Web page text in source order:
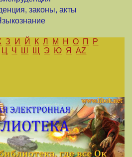
законы, акты
З И Й К Л М Н О П
Р
Ц Ч Ш Щ Э Ю Я AZ